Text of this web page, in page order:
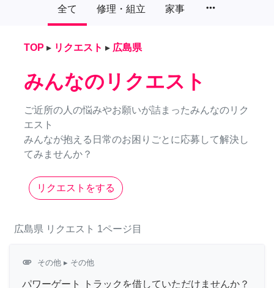
全て 修理・組立 家事 more_horiz
TOP ▸ リクエスト ▸ 広島県
みんなのリクエスト
ご近所の人の悩みやお願いが詰まったみんなのリク
エスト
みんなが抱える日常のお困りごとに応募して解決し
てみませんか？
リクエストをする
広島県 リクエスト 1ページ目
attachment その他 ▸ その他
パワーゲート トラックを借していただけませんか？